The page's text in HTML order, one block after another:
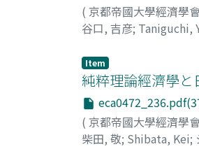
( 京都帝國大學經濟學
谷口, 吉彦; Taniguchi,
Item
純粹理論經濟學
( 京都帝國大學經濟學
柴田, 敬; Shibata, Kei;